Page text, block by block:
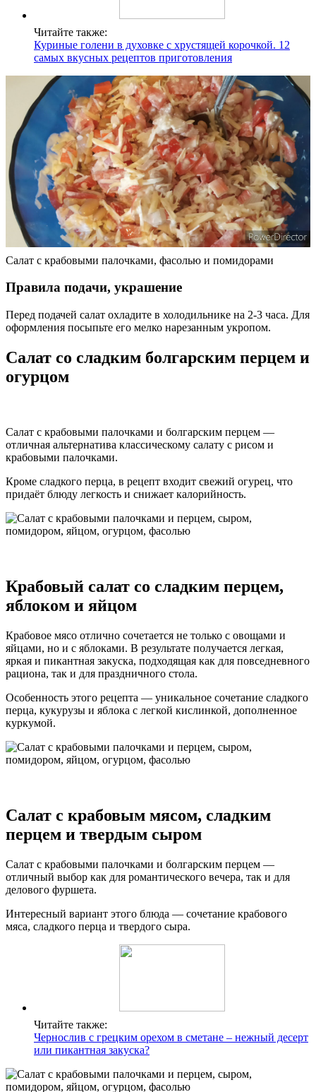
Читайте также:
Куриные голени в духовке с хрустящей корочкой. 12
самых вкусных рецептов приготовления
Салат с крабовыми палочками, фасолью и помидорами
Правила подачи, украшение
Перед подачей салат охладите в холодильнике на 2-3 часа. Для
оформления посыпьте его мелко нарезанным укропом.
Салат со сладким болгарским перцем и
огурцом
Салат с крабовыми палочками и болгарским перцем —
отличная альтернатива классическому салату с рисом и
крабовыми палочками.
Кроме сладкого перца, в рецепт входит свежий огурец, что
придаёт блюду легкость и снижает калорийность.
Крабовый салат со сладким перцем,
яблоком и яйцом
Крабовое мясо отлично сочетается не только с овощами и
яйцами, но и с яблоками. В результате получается легкая,
яркая и пикантная закуска, подходящая как для повседневного
рациона, так и для праздничного стола.
Особенность этого рецепта — уникальное сочетание сладкого
перца, кукурузы и яблока с легкой кислинкой, дополненное
куркумой.
Салат с крабовым мясом, сладким
перцем и твердым сыром
Салат с крабовыми палочками и болгарским перцем —
отличный выбор как для романтического вечера, так и для
делового фуршета.
Интересный вариант этого блюда — сочетание крабового
мяса, сладкого перца и твердого сыра.
Читайте также:
Чернослив с грецким орехом в сметане – нежный десерт
или пикантная закуска?